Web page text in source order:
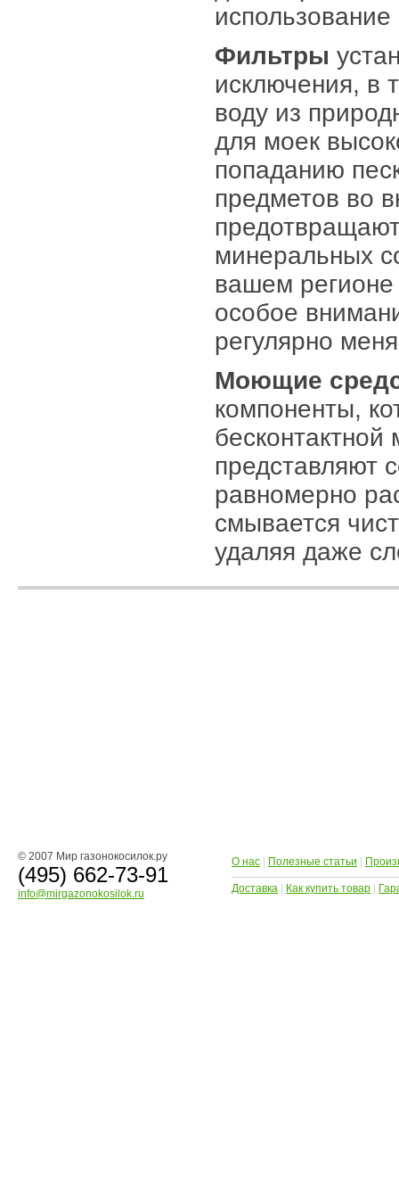
Фильтры
исключения, в
воду из
для моек
попаданию
предметов во
минеральных
вашем регионе
особое
регулярно
Моющие
компоненты,
представляют
равномерно
смывается
удаляя даже
© 2007 Мир газонокосилок.ру
(495) 662-73-91
info@mirgazonokosilok.ru
О нас Полезные статьи
Доставка Как купить товар